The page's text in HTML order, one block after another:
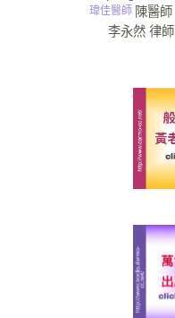
李永然 律師
陳醫師
瑋佳醫師